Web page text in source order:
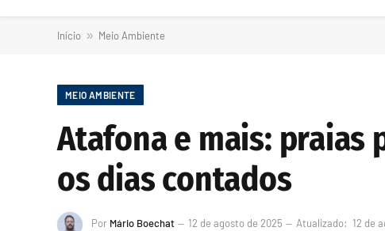
Início » Meio Ambiente
MEIO AMBIENTE
Atafona e mais: praias
os dias contados
Por Mário Boechat 12 de agosto de 2025 Atualizado: 12 de